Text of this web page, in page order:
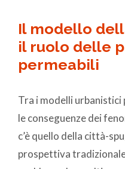
Il modello
il ruolo delle
permeabili
Tra i modelli
le conseguenze dei
c’è quello della città-
prospettiva